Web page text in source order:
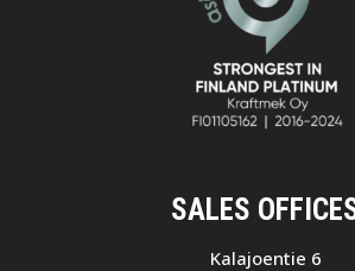
SALES
Kalajoentie 6